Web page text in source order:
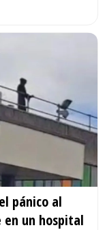
pánico al
un hospital